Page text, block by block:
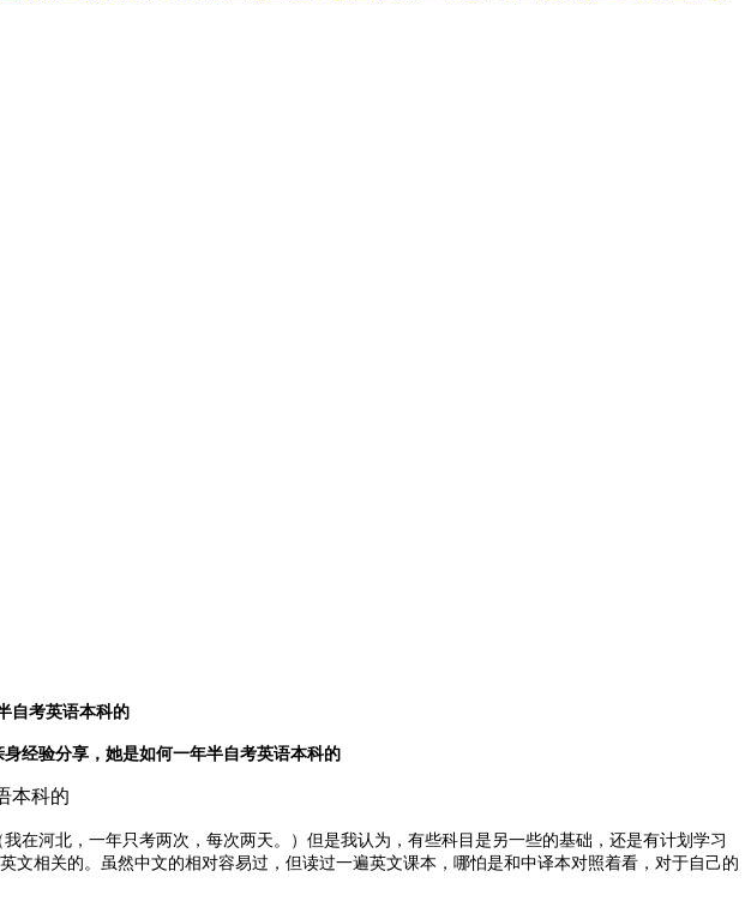
自考英语本科的
身经验分享，她是如何一年半自考英语本科的
河北，一年只考两次，每次两天。）但是我认为，有些科目是另一些的基础，还是有计划学习
文相关的。虽然中文的相对容易过，但读过一遍英文课本，哪怕是和中译本对照着看，对于自己的